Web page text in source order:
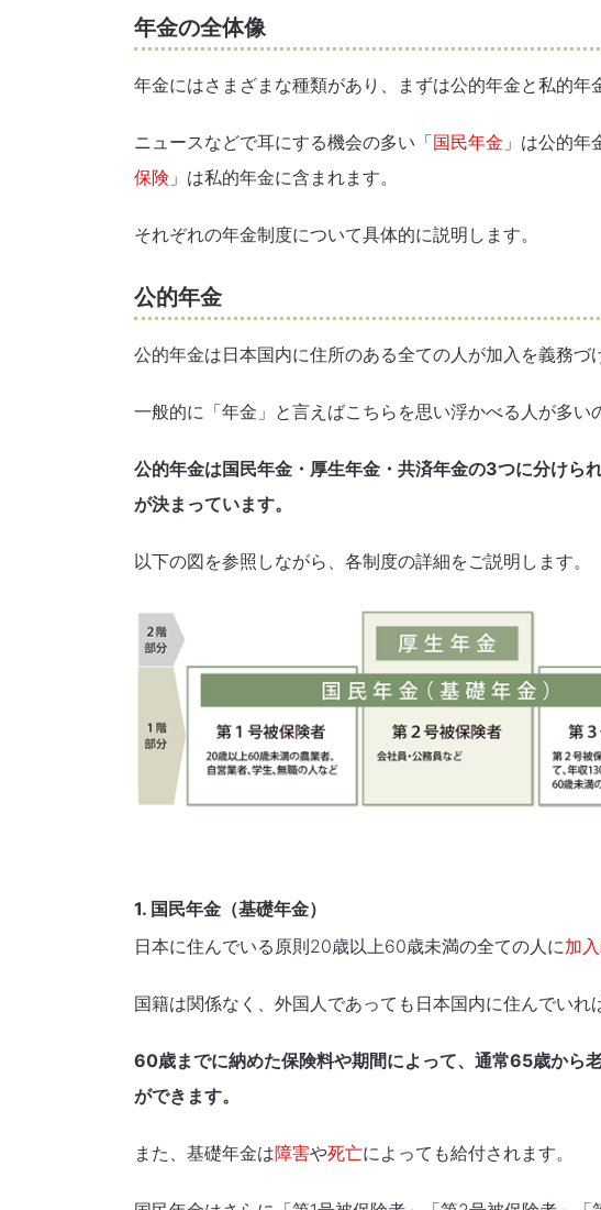
年金の全体像
年金にはさまざまな種類があり、まずは公的年金と私的年
ニュースなどで耳にする機会の多い「国民年金 」は公的
保険 」は私的年金に含まれます。
それぞれの年金制度について具体的に説明します。
公的年金
公的年金は日本国内に住所のある全ての人が加入を義務づ
一般的に「年金」と言えばこちらを思い浮かべる人が多い
公的年金は国民年金・厚生年金・共済年金の3つに分けら
が決まっています。
以下の図を参照しながら、各制度の詳細をご説明します。
1. 国民年金（基礎年金）
日本に住んでいる原則20歳以上60歳未満の全ての人に加
国籍は関係なく、外国人であっても日本国内に住んでいれ
60歳までに納めた保険料や期間によって、通常65歳から
ができます。
また、基礎年金は障害や死亡によっても給付されます。